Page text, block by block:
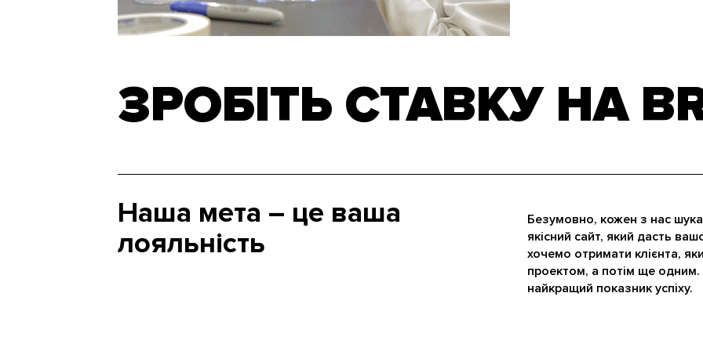
ЗРОБІТЬ СТАВКУ НА
Наша мета – це ваша
лояльність
Безумовно, кожен з нас
якісний сайт, який дасть
хочемо отримати клієнта,
проектом, а потім ще одним.
найкращий показник успіху.